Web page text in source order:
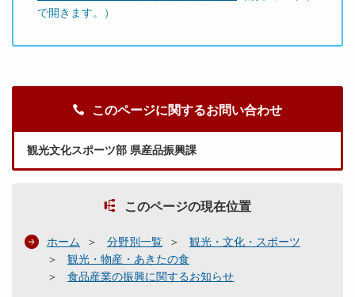
で開きます。）
このページに関するお問い合わせ
観光文化スポーツ部 県産品振興課
このページの現在位置
ホーム 分野別一覧
観光・文化・スポーツ
観光・物産・あきたの食
食品産業の振興に関するお知らせ